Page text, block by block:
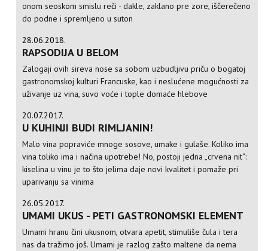
onom seoskom smislu reči - dakle, zaklano pre zore, iščerečeno
do podne i spremljeno u suton
28.06.2018.
RAPSODIJA U BELOM
Zalogaji ovih sireva nose sa sobom uzbudljivu priču o bogatoj
gastronomskoj kulturi Francuske, kao i neslućene mogućnosti za
uživanje uz vina, suvo voće i tople domaće hlebove
20.07.2017.
U KUHINJI BUDI RIMLJANIN!
Malo vina popraviće mnoge sosove, umake i gulaše. Koliko ima
vina toliko ima i načina upotrebe! No, postoji jedna „crvena nit“:
kiselina u vinu je to što jelima daje novi kvalitet i pomaže pri
uparivanju sa vinima
26.05.2017.
UMAMI UKUS - PETI GASTRONOMSKI ELEMENT
Umami hranu čini ukusnom, otvara apetit, stimuliše čula i tera
nas da tražimo još. Umami je razlog zašto maltene da nema